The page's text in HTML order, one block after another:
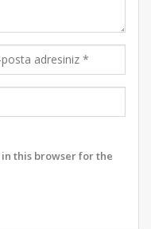
this browser for the